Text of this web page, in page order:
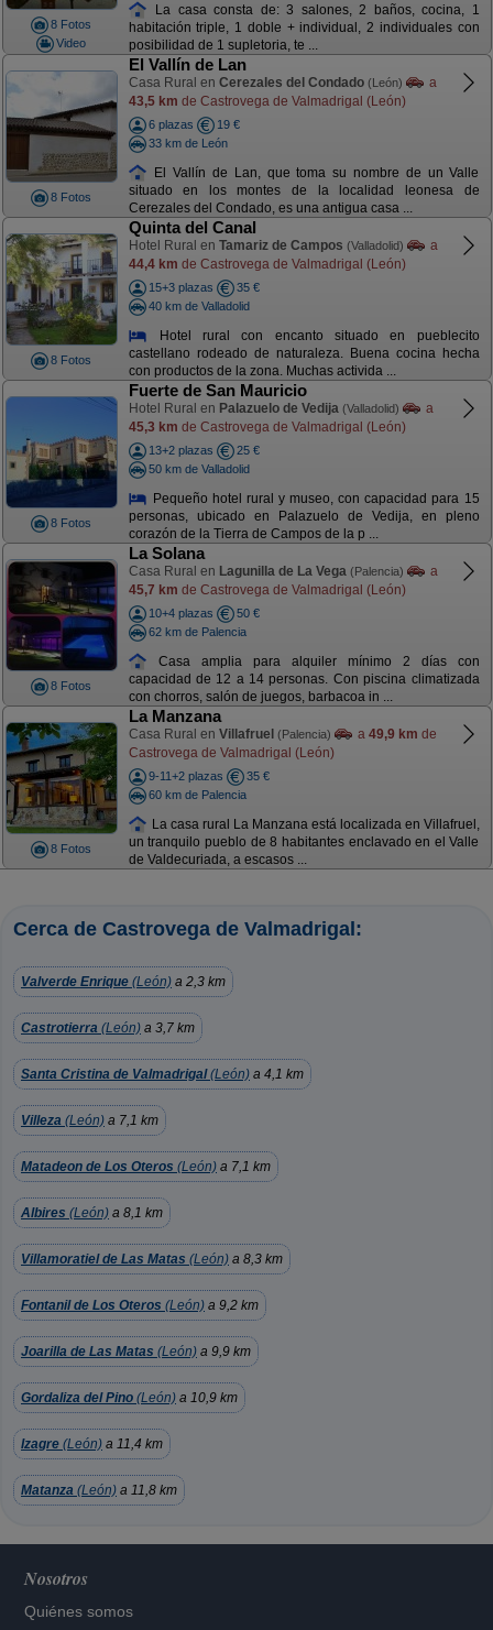
8 Fotos
Video
La casa consta de: 3 salones, 2 baños, cocina, 1
habitación triple, 1 doble + individual, 2 individuales con
posibilidad de 1 supletoria, te ...
8 Fotos
El Vallín de Lan
Casa Rural en Cerezales del Condado (León)
a
43,5 km de Castrovega de Valmadrigal (León)
6 plazas
19 €
33 km de León
El Vallín de Lan, que toma su nombre de un Valle
situado en los montes de la localidad leonesa de
Cerezales del Condado, es una antigua casa ...
8 Fotos
Quinta del Canal
Hotel Rural en Tamariz de Campos (Valladolid)
a
44,4 km de Castrovega de Valmadrigal (León)
15+3 plazas
35 €
40 km de Valladolid
Hotel rural con encanto situado en pueblecito
castellano rodeado de naturaleza. Buena cocina hecha
con productos de la zona. Muchas activida ...
8 Fotos
Fuerte de San Mauricio
Hotel Rural en Palazuelo de Vedija (Valladolid)
a
45,3 km de Castrovega de Valmadrigal (León)
13+2 plazas
25 €
50 km de Valladolid
Pequeño hotel rural y museo, con capacidad para 15
personas, ubicado en Palazuelo de Vedija, en pleno
corazón de la Tierra de Campos de la p ...
8 Fotos
La Solana
Casa Rural en Lagunilla de La Vega (Palencia)
a
45,7 km de Castrovega de Valmadrigal (León)
10+4 plazas
50 €
62 km de Palencia
Casa amplia para alquiler mínimo 2 días con
capacidad de 12 a 14 personas. Con piscina climatizada
con chorros, salón de juegos, barbacoa in ...
8 Fotos
La Manzana
Casa Rural en Villafruel (Palencia) a 49,9 km de
Castrovega de Valmadrigal (León)
9-11+2 plazas
35 €
60 km de Palencia
La casa rural La Manzana está localizada en Villafruel,
un tranquilo pueblo de 8 habitantes enclavado en el Valle
de Valdecuriada, a escasos ...
Cerca de Castrovega de Valmadrigal:
Valverde Enrique (León) a 2,3 km
Castrotierra (León) a 3,7 km
Santa Cristina de Valmadrigal(León) a 4,1 km
Villeza (León) a 7,1 km
Matadeon de Los Oteros (León) a 7,1 km
Albires (León) a 8,1 km
Villamoratiel de Las Matas (León) a 8,3 km
Fontanil de Los Oteros (León) a 9,2 km
Joarilla de Las Matas (León) a 9,9 km
Gordaliza del Pino (León) a 10,9 km
Izagre (León) a 11,4 km
Matanza (León) a 11,8 km
Nosotros
Quiénes somos